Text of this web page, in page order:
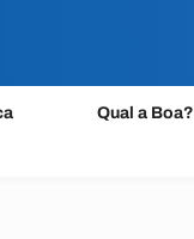
Qual a Boa?